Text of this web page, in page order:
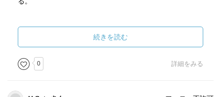
自分も学生の頃は、教師が生徒のために尽くしているのに
疑問を持たなかったが、今にして思えばその負担は大変な
ものである。
続きを読む
0 詳細をみる